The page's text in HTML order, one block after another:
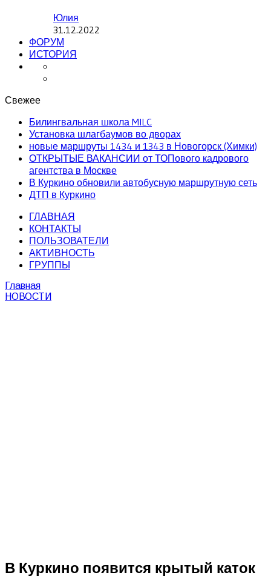
Юлия
31.12.2022
ФОРУМ
ИСТОРИЯ
Свежее
Билингвальная школа MILC
Установка шлагбаумов во дворах
новые маршруты 1434 и 1343 в Новогорск (Химки)
ОТКРЫТЫЕ ВАКАНСИИ от ТОПового кадрового
агентства в Москве
В Куркино обновили автобусную маршрутную сеть
ДТП в Куркино
ГЛАВНАЯ
КОНТАКТЫ
ПОЛЬЗОВАТЕЛИ
АКТИВНОСТЬ
ГРУППЫ
Главная
НОВОСТИ
В Куркино появится крытый каток